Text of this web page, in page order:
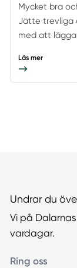
Mycket bra
Jätte trevliga
med att lägga
Läs mer
Undrar du
Vi på
vardagar.
Ring oss